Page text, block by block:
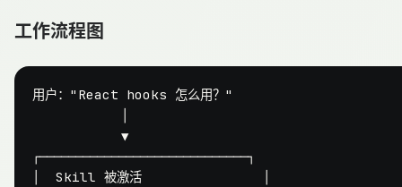
工作流程图
用户："React hooks 怎么用？"
           ▼
┌─────────────────────────────┐
│  Skill 被激活               │